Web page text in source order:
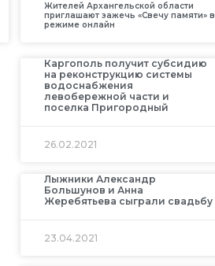
Жителей Архангельской области
приглашают зажечь «Свечу памяти» в
режиме онлайн
Каргополь получит субсидию
на реконструкцию системы
водоснабжения
левобережной части и
поселка Пригородный
26.02.2021
Лыжники Александр
Большунов и Анна
Жеребятьева сыграли свадьбу
23.04.2021